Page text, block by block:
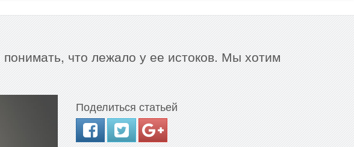
что лежало у ее истоков. Мы хотим
Поделиться статьей